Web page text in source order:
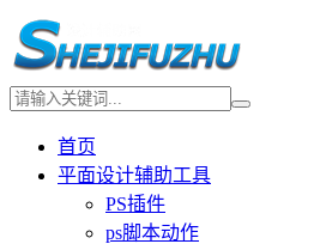
首页
平面设计辅助工具
PS插件
ps脚本动作